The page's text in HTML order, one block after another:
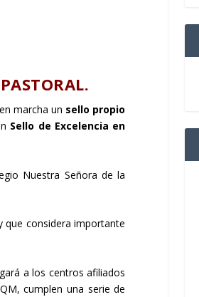
marcha un sello propio
Sello de Excelencia en
Nuestra Señora de la
que considera importante
a los centros afiliados
cumplen una serie de